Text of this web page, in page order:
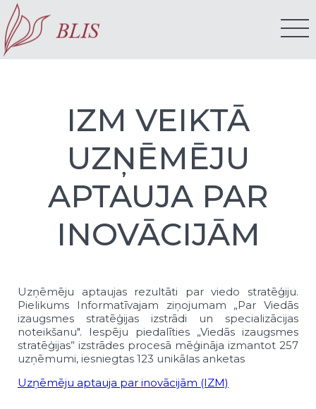
IZM VEIKTĀ
UZŅĒMĒJU
APTAUJA PAR
INOVĀCIJĀM
Uzņēmēju aptaujas rezultāti par viedo stratēģiju.
Pielikums Informatīvajam ziņojumam „Par Viedās
izaugsmes stratēģijas izstrādi un specializācijas
noteikšanu". Iespēju piedalīties „Viedās izaugsmes
stratēģijas” izstrādes procesā mēģināja izmantot 257
uzņēmumi, iesniegtas 123 unikālas anketas
Uzņēmēju aptauja par inovācijām (IZM)